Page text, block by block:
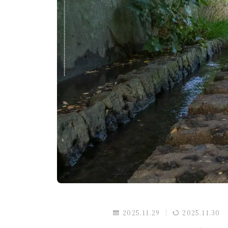
スマホ・タブレット
買ってよかったもの
旅行
国内旅行
海外旅行
旅のこと
通信・回線
ホテル予約サイト
暮らし
暮らしのこと
2025.11.29 2025.11.30